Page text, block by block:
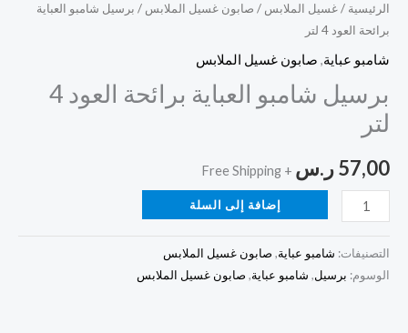
الرئيسية /غسيل الملابس / صابون غسيل الملابس / برسيل شامبو العباية
برائحة العود 4 لتر
شامبو عباية, صابون غسيل الملابس
برسيل شامبو العباية برائحة العود 4
لتر
57,00ر.س + Free Shipping
إضافة إلى السلة
التصنيفات: شامبو عباية, صابون غسيل الملابس
الوسوم: برسيل, شامبو عباية, صابون غسيل الملابس